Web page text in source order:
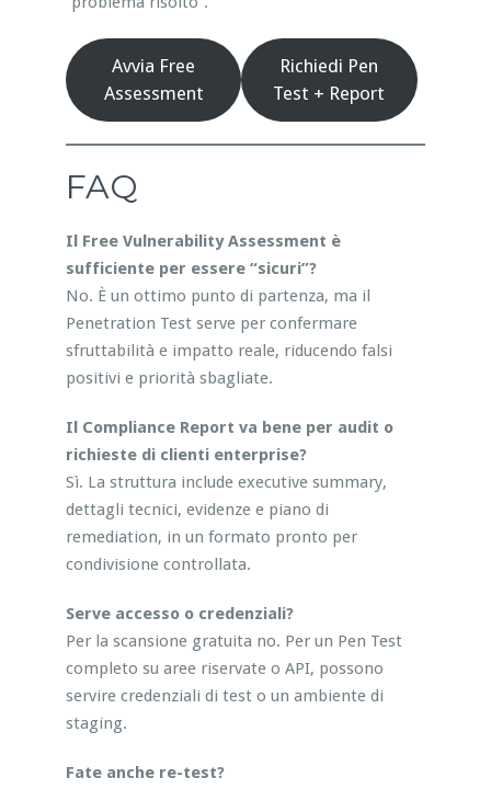
Avvia Free
Assessment
Richiedi Pen
Test + Report
FAQ
Il Free Vulnerability Assessment è
sufficiente per essere “sicuri”?
No. È un ottimo punto di partenza, ma il
Penetration Test serve per confermare
sfruttabilità e impatto reale, riducendo falsi
positivi e priorità sbagliate.
Il Compliance Report va bene per audit o
richieste di clienti enterprise?
Sì. La struttura include executive summary,
dettagli tecnici, evidenze e piano di
remediation, in un formato pronto per
condivisione controllata.
Serve accesso o credenziali?
Per la scansione gratuita no. Per un Pen Test
completo su aree riservate o API, possono
servire credenziali di test o un ambiente di
staging.
Fate anche re-test?